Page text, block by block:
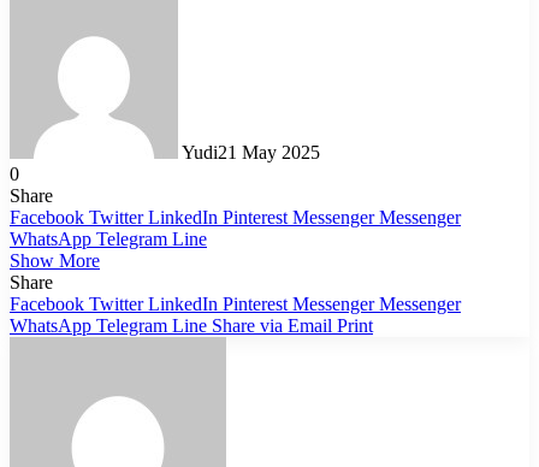
Yudi21 May 2025
0
Share
Facebook Twitter LinkedIn Pinterest Messenger Messenger
WhatsApp Telegram Line
Show More
Share
Facebook Twitter LinkedIn Pinterest Messenger Messenger
WhatsApp Telegram Line Share via Email Print